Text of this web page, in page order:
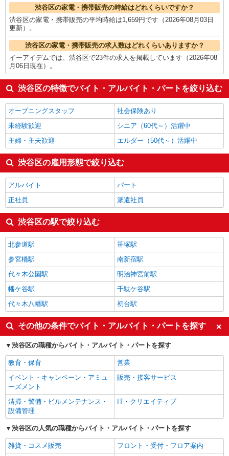
渋谷区の家電・携帯販売の時給はどれくらいですか？
渋谷区の家電・携帯販売の平均時給は1,659円です（2026年08月03日
更新）。
渋谷区の家電・携帯販売の求人数はどれくらいありますか？
イーアイデムでは、渋谷区で23件の求人を掲載しています（2026年08
月06日現在）。
渋谷区の特徴でバイト・アルバイト・パートを絞り込む
オープニングスタッフ
社会保険あり
未経験歓迎
シニア（60代～）活躍中
主婦・主夫歓迎
エルダー（50代～）活躍中
渋谷区の雇用形態で絞り込む
アルバイト
パート
正社員
派遣社員
渋谷区の駅で絞り込む
北参道駅
笹塚駅
参宮橋駅
南新宿駅
代々木公園駅
明治神宮前駅
幡ケ谷駅
千駄ケ谷駅
代々木八幡駅
初台駅
その他の条件でバイト・アルバイト・パートを探す
渋谷区の職種からバイト・アルバイト・パートを探す
教育・保育
営業
イベント・キャンペーン・アミュ
ーズメント
販売・接客サービス
清掃・警備・ビルメンテナンス・
設備管理
IT・クリエイティブ
渋谷区の人気の職種からバイト・アルバイト・パートを探す
雑貨・コスメ販売 フロント・受付・フロア案内